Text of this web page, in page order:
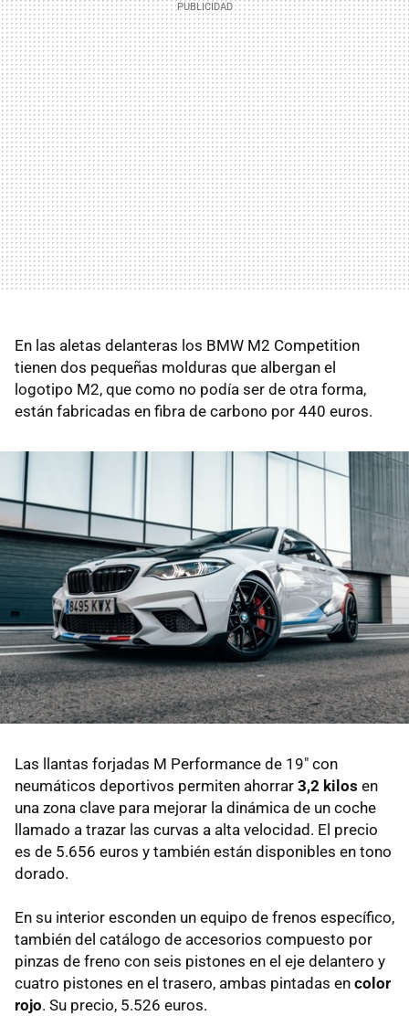
En las aletas delanteras los BMW M2 Competition
tienen dos pequeñas molduras que albergan el
logotipo M2, que como no podía ser de otra forma,
están fabricadas en fibra de carbono por 440 euros.
Las llantas forjadas M Performance de 19" con
neumáticos deportivos permiten ahorrar 3,2 kilos en
una zona clave para mejorar la dinámica de un coche
llamado a trazar las curvas a alta velocidad. El precio
es de 5.656 euros y también están disponibles en tono
dorado.
En su interior esconden un equipo de frenos específico,
también del catálogo de accesorios compuesto por
pinzas de freno con seis pistones en el eje delantero y
cuatro pistones en el trasero, ambas pintadas en color
rojo. Su precio, 5.526 euros.